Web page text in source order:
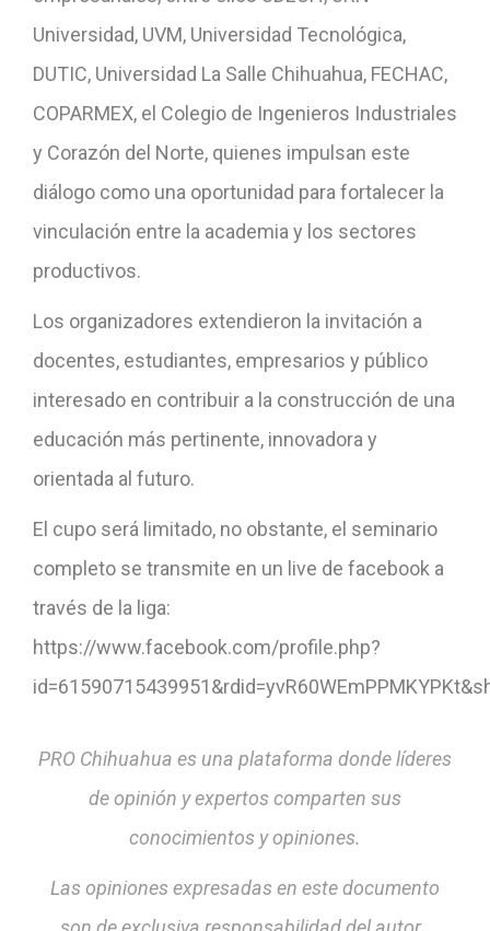
Universidad, UVM, Universidad Tecnológica,
DUTIC, Universidad La Salle Chihuahua, FECHAC,
COPARMEX, el Colegio de Ingenieros Industriales
y Corazón del Norte, quienes impulsan este
diálogo como una oportunidad para fortalecer la
vinculación entre la academia y los sectores
productivos.
Los organizadores extendieron la invitación a
docentes, estudiantes, empresarios y público
interesado en contribuir a la construcción de una
educación más pertinente, innovadora y
orientada al futuro.
El cupo será limitado, no obstante, el seminario
completo se transmite en un live de facebook a
través de la liga:
https://www.facebook.com/profile.php?
PRO Chihuahua es una plataforma donde líderes
de opinión y expertos comparten sus
conocimientos y opiniones.
Las opiniones expresadas en este documento